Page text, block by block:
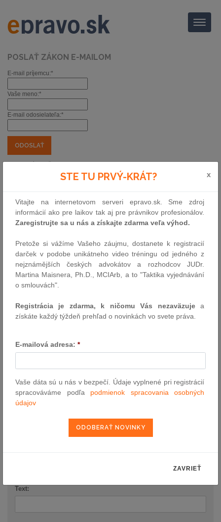
Menu
POSLAŤ ZÁKON E-MAILOM
E-mail príjemcu:*
Vaše meno:*
E-mail odosielateľa:*
Nariadenie Vlády Slovenskej republiky
plánu spol. poľnoh. politiky v sektore
vinohradníctva
Zbierka:91/2024|
Externí odkaz předpisu
pošli e-mailom
VYHĽADÁVANIE ASPI
Text:
STE TU PRVÝ-KRÁT? x
Vitajte na internetovom serveri epravo.sk. Sme zdroj
informácií ako pre laikov tak aj pre právnikov profesionálov.
Zaregistrujte sa u nás a získajte zdarma veľa výhod.
Pretože si vážíme Vašeho záujmu, dostanete k registracií
darček v podobe unikátneho video tréningu od jedného z
nejznámějších českých advokátov a rozhodcov JUDr.
Martina Maisnera, Ph.D., MCIArb, a to "Taktika vyjednávání
o smlouvách".
Registrácia je zdarma, k ničomu Vás nezaväzujea
získáte každý týždeň prehľad o novinkách vo svete práva.
E-mailová adresa: *
Vaše dáta sú u nás v bezpečí. Údaje vyplnené pri registrácií
spracováváme podľa podmienok spracovania osobných
údajov
ZAVRIEŤ